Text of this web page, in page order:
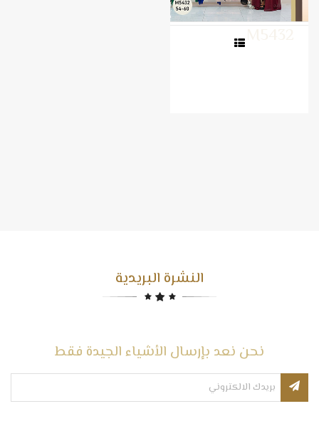
النشرة البريدية
نحن نعد بإرسال الأشياء الجيدة فقط